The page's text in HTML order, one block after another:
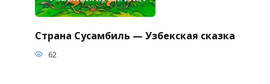
Страна Сусамбиль — Узбекская сказка
62